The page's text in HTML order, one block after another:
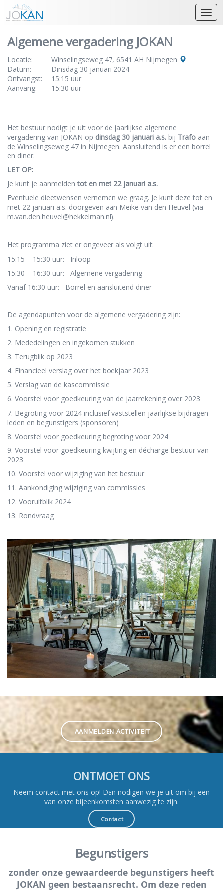
Algemene vergadering JOKAN
Locatie:
Winselingseweg 47, 6541 AH Nijmegen
Datum:
Dinsdag 30 januari 2024
Ontvangst:
15:15 uur
Aanvang:
15:30 uur
Het bestuur nodigt je uit voor de jaarlijkse algemene
vergadering van JOKAN op dinsdag 30 januari a.s. bij Trafo aan
de Winselingseweg 47 in Nijmegen. Aansluitend is er een borrel
en diner.
LET OP:
Je kunt je aanmeldentot en met 22 januari a.s.
Eventuele dieetwensen vernemen we graag. Je kunt deze tot en
met 22 januari a.s. doorgeven aan Meike van den Heuvel (via
m.van.den.heuvel@hekkelman.nl).
Het programma ziet er ongeveer als volgt uit:
15:15 – 15:30 uur: Inloop
15:30 – 16:30 uur: Algemene vergadering
Vanaf 16:30 uur: Borrel en aansluitend diner
De agendapunten voor de algemene vergadering zijn:
1. Opening en registratie
2. Mededelingen en ingekomen stukken
3. Terugblik op 2023
4. Financieel verslag over het boekjaar 2023
5. Verslag van de kascommissie
6. Voorstel voor goedkeuring van de jaarrekening over 2023
7. Begroting voor 2024 inclusief vaststellen jaarlijkse bijdragen
leden en begunstigers (sponsoren)
8. Voorstel voor goedkeuring begroting voor 2024
9. Voorstel voor goedkeuring kwijting en décharge bestuur van
2023
10. Voorstel voor wijziging van het bestuur
11. Aankondiging wijziging van commissies
12. Vooruitblik 2024
13. Rondvraag
AANMELDEN ACTIVITEIT
ONTMOET ONS
Neem contact met ons op! Dan nodigen we je uit om bij een
van onze bijeenkomsten aanwezig te zijn.
Contact
Begunstigers
zonder onze gewaardeerde begunstigers heeft
JOKAN geen bestaansrecht. Om deze reden